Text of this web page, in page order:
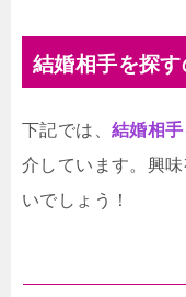
結婚相手を探す
下記では、 結婚相
介しています。興
いでしょう！